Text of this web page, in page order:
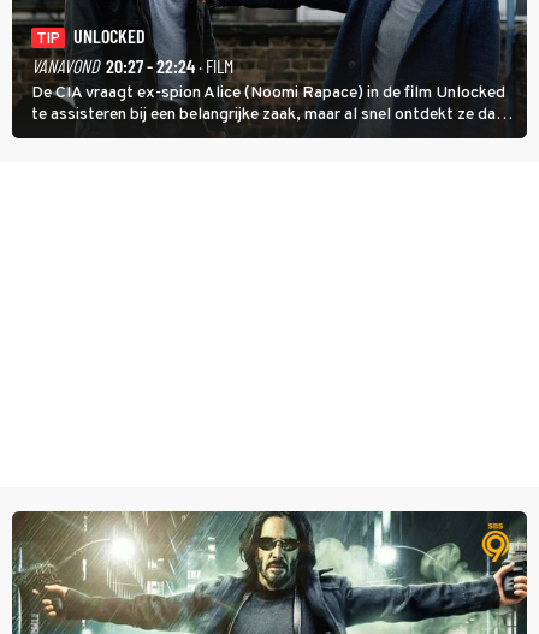
TIP
UNLOCKED
VANAVOND 20:27 - 22:24· FILM
De CIA vraagt ex-spion Alice (Noomi Rapace) in de film Unlocked
te assisteren bij een belangrijke zaak, maar al snel ontdekt ze dat
degene die haar aanstelde kwade bedoelingen heeft.